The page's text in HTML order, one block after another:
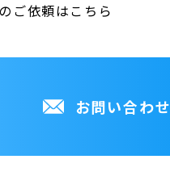
ご依頼はこちら
お問い合わせ